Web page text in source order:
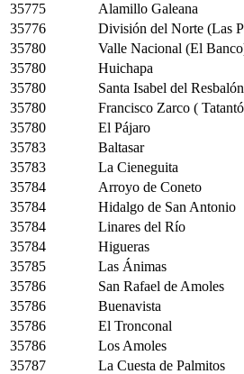
35775
Alamillo Galeana
35776
División del Norte (Las
35780
Valle Nacional (El
35780
Huichapa
35780
Santa Isabel del Resbalón
35780
Francisco Zarco (
35780
El Pájaro
35783
Baltasar
35783
La Cieneguita
35784
Arroyo de Coneto
35784
Hidalgo de San Antonio
35784
Linares del Río
35784
Higueras
35785
Las Ánimas
35786
San Rafael de Amoles
35786
Buenavista
35786
El Tronconal
35786
Los Amoles
35787
La Cuesta de Palmitos